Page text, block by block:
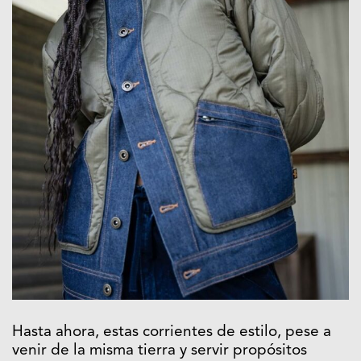
Hasta ahora, estas corrientes de estilo, pese a
venir de la misma tierra y servir propósitos